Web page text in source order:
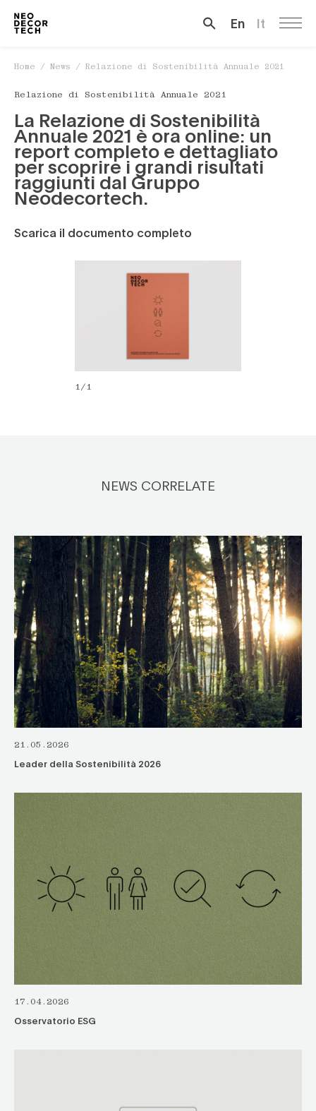
En It
Home / News / Relazione di Sostenibilità Annuale 2021
Relazione di Sostenibilità Annuale 2021
La Relazione di Sostenibilità
Annuale 2021 è ora online: un
report completo e dettagliato
per scoprire i grandi risultati
raggiunti dal Gruppo
Neodecortech.
Scarica il documento completo
1/1
NEWS CORRELATE
21.05.2026
Leader della Sostenibilità 2026
17.04.2026
Osservatorio ESG